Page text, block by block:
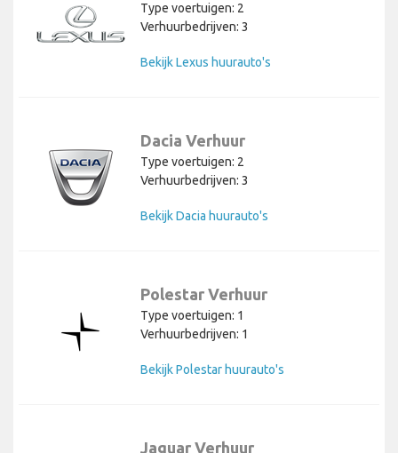
Type voertuigen: 2
Verhuurbedrijven: 3
Bekijk Lexus huurauto's
Dacia Verhuur
Type voertuigen: 2
Verhuurbedrijven: 3
Bekijk Dacia huurauto's
Polestar Verhuur
Type voertuigen: 1
Verhuurbedrijven: 1
Bekijk Polestar huurauto's
Jaguar Verhuur